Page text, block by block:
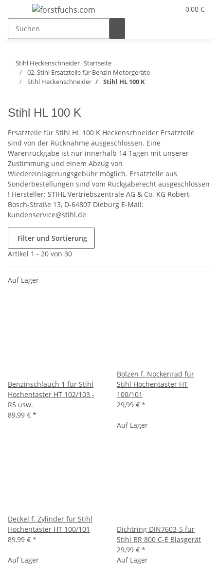
0,00 €
Stihl Heckenschneider Startseite
02. Stihl Ersatzteile für Benzin Motorgeräte
Stihl Heckenschneider
Stihl HL 100 K
Stihl HL 100 K
Ersatzteile für Stihl HL 100 K Heckenschneider Ersatzteile
sind von der Rücknahme ausgeschlossen. Eine
Warenrückgabe ist nur innerhalb 14 Tagen mit unserer
Zustimmung und einem Abzug von
Wiedereinlagerungsgebühr möglich. Ersatzteile aus
Sonderbestellungen sind vom Rückgaberecht ausgeschlossen
! Hersteller: STIHL Vertriebszentrale AG & Co. KG Robert-
Bosch-Straße 13, D-64807 Dieburg E-Mail:
kundenservice@stihl.de
Filter und Sortierung
Artikel 1 - 20 von 30
Auf Lager
Benzinschlauch 1 für Stihl
Hochentaster HT 102/103 -
R5 usw.
89,99 € *
Bolzen f. Nockenrad für
Stihl Hochentaster HT
100/101
29,99 € *
Deckel f. Zylinder für Stihl
Hochentaster HT 100/101
89,99 € *
Auf Lager
Dichtring DIN7603-5 für
Stihl BR 800 C-E Blasgerät
29,99 € *
Auf Lager
Auf Lager